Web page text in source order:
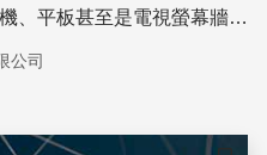
、平板甚至是電視螢幕牆都
公司